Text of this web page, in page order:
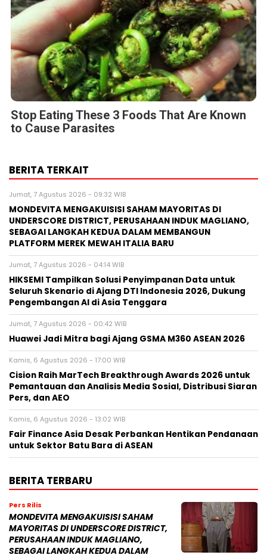
Jumat, 7 Agustus 2026 - 04:14 WIB
HIKSEMI Tampilkan Solusi Penyimpanan Data untuk
Seluruh Skenario di Ajang DTI Indonesia 2026, Dukung
Pengembangan AI di Asia Tenggara
Jumat, 7 Agustus 2026 - 00:42 WIB
Huawei Jadi Mitra bagi Ajang GSMA M360 ASEAN 2026
Kamis, 6 Agustus 2026 - 17:00 WIB
Cision Raih MarTech Breakthrough Awards 2026 untuk
Kamis, 6 Agustus 2026 - 13:02 WIB
untuk Sektor Batu Bara di ASEAN
BERITA TERBARU
MONDEVITA MENGAKUISISI SAHAM
MAYORITAS DI UNDERSCORE DISTRICT,
PERUSAHAAN INDUK MAGLIANO,
SEBAGAI LANGKAH KEDUA DALAM
MEMBANGUN PLATFORM MEREK MEWAH ITALIA BARU
Pers Rilis
HIKSEMI Tampilkan Solusi
Penyimpanan Data untuk Seluruh
Skenario di Ajang DTI Indonesia 2026,
Dukung Pengembangan AI di Asia
Tenggara
Jumat, 7 Agu 2026 - 04:14 WIB
Pers Rilis
Jumat, 7 Agu 2026 - 00:42 WIB
Pers Rilis
Cision Raih MarTech Breakthrough
Awards 2026 untuk Pemantauan dan
Analisis Media Sosial, Distribusi Siaran
Pers, dan AEO